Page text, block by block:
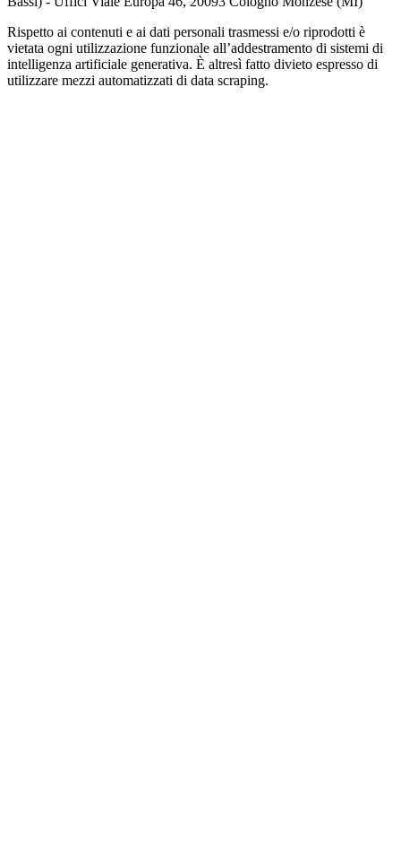
Rispetto ai contenuti e ai dati personali trasmessi e/o riprodotti è
vietata ogni utilizzazione funzionale all’addestramento di sistemi di
intelligenza artificiale generativa. È altresì fatto divieto espresso di
utilizzare mezzi automatizzati di data scraping.